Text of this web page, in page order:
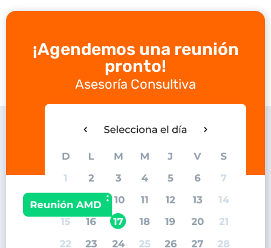
¡Agendemos una reunión
pronto!
Asesoría Consultiva